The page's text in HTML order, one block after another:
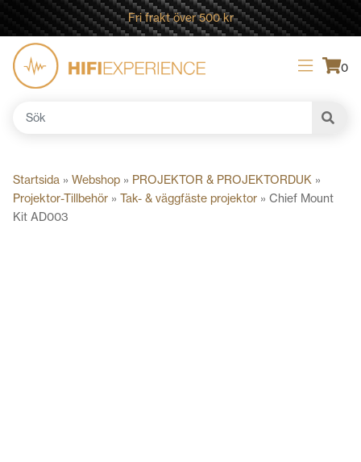
Fri frakt över 500 kr
0
Sök
Startsida » Webshop » PROJEKTOR & PROJEKTORDUK »
Projektor-Tillbehör » Tak- & väggfäste projektor » Chief Mount
Kit AD003